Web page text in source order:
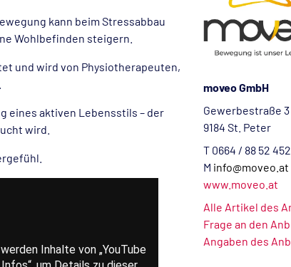
moveo GmbH
Gewerbestraße 3
9184 St. Peter
T 0664 / 88 52
M info@moveo.at
www.moveo.at
Alle Artikel des
Frage an den
Angaben des
kann beim Stressabbau
Wohlbefinden steigern.
und wird von Physiotherapeuten,
eines aktiven Lebensstils – der
wird.